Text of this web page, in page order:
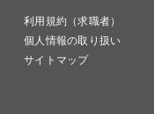
利用規約（求職者）
個人情報の取り扱い
サイトマップ